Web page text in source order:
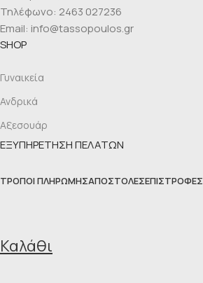
Τηλέφωνο: 2463 027236
Email: info@tassopoulos.gr
SHOP
Γυναικεία
Ανδρικά
Αξεσουάρ
ΕΞΥΠΗΡΕΤΗΣΗ ΠΕΛΑΤΩΝ
ΤΡΌΠΟΙ ΠΛΗΡΩΜΉΣΑΠΟΣΤΟΛΈΣΕΠΙΣΤΡΟΦΈΣ
Καλάθι